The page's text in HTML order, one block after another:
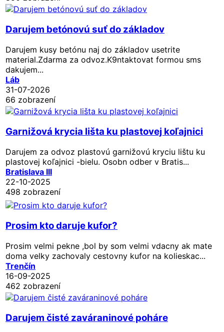
Darujem betónovú suť do základov
Darujem kusy betónu naj do základov usetrite
material.Zdarma za odvoz.K9ntaktovat formou sms
dakujem...
Láb
31-07-2026
66 zobrazení
Garnižová krycia lišta ku plastovej koľajnici
Darujem za odvoz plastovú garnižovú kryciu lištu ku
plastovej koľajnici -bielu. Osobn odber v Bratis...
Bratislava III
22-10-2025
498 zobrazení
Prosim kto daruje kufor?
Prosim velmi pekne ,bol by som velmi vdacny ak mate
doma velky zachovaly cestovny kufor na kolieskac...
Trenčín
16-09-2025
462 zobrazení
Darujem čisté zaváraninové poháre